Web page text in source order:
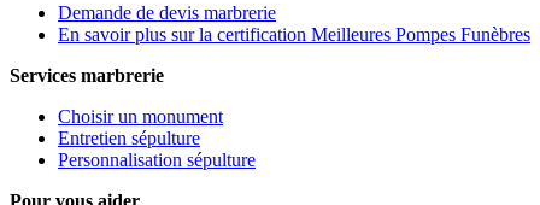
Demande de devis marbrerie
En savoir plus sur la certification Meilleures Pompes Funèbres
Services marbrerie
Choisir un monument
Entretien sépulture
Personnalisation sépulture
Pour vous aider